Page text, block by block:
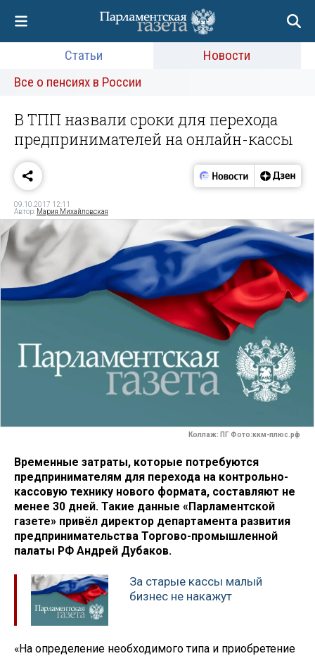
Статьи
Новости
Все о пенсиях в России
В ТПП назвали сроки для перехода
предпринимателей на онлайн-кассы
09.10.2017 12:11
Автор: Мария Михайловская
Коллаж: ПГ Фото:ккм-плюс.рф
Временные затраты, которые потребуются
предпринимателям для перехода на контрольно-
кассовую технику нового формата, составляют не
менее 30 дней. Такие данные «Парламентской
газете» привёл директор департамента развития
предпринимательства Торгово-промышленной
палаты РФ Андрей Дубаков.
За старые кассы малый
бизнес не накажут
«На определение необходимого типа и приобретение